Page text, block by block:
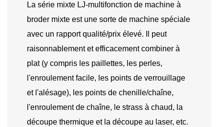
La série mixte LJ-multifonction de machine à
broder mixte est une sorte de machine spéciale
avec un rapport qualité/prix élevé. Il peut
raisonnablement et efficacement combiner à
plat (y compris les paillettes, les perles,
l'enroulement facile, les points de verrouillage
et l'alésage), les points de chenille/chaîne,
l'enroulement de chaîne, le strass à chaud, la
découpe thermique et la découpe au laser, etc.